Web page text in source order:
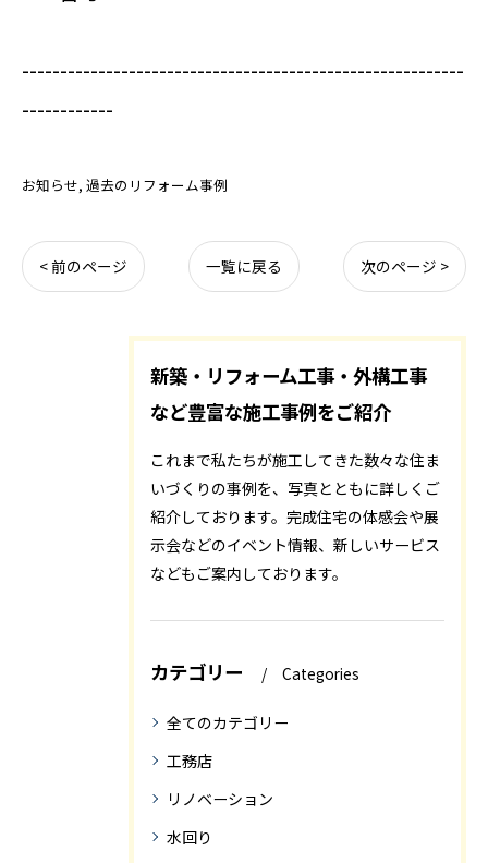
----------------------------------------------------------
------------
お知らせ 過去のリフォーム事例
< 前のページ 一覧に戻る 次のページ >
新築・リフォーム工事・外構工事
など豊富な施工事例をご紹介
これまで私たちが施工してきた数々な住ま
いづくりの事例を、写真とともに詳しくご
紹介しております。完成住宅の体感会や展
示会などのイベント情報、新しいサービス
などもご案内しております。
カテゴリー Categories
全てのカテゴリー
工務店
リノベーション
水回り